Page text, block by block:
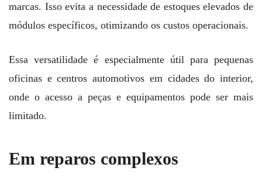
marcas. Isso evita a necessidade de estoques elevados de
módulos específicos, otimizando os custos operacionais.
Essa versatilidade é especialmente útil para pequenas
oficinas e centros automotivos em cidades do interior,
onde o acesso a peças e equipamentos pode ser mais
limitado.
Em reparos complexos